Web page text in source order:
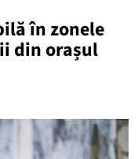
în zonele
din orașul